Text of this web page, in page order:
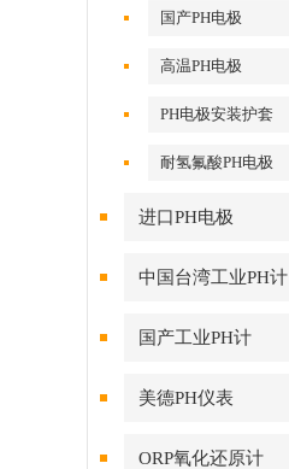
国产PH电极
高温PH电极
PH电极安装护套
耐氢氟酸PH电极
进口PH电极
中国台湾工业PH计
国产工业PH计
美德PH仪表
ORP氧化还原计